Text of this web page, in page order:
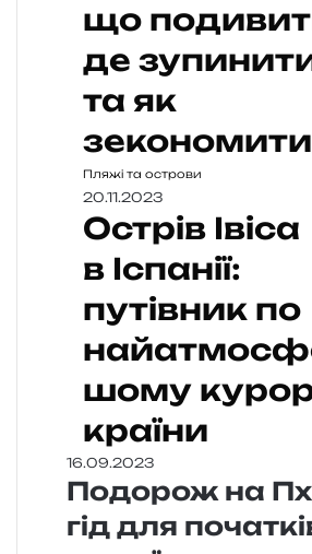
що
де
та як
зекономити
Пляжі та острови
20.11.2023
Острів Івіса
в Іспанії:
путівник по
шому
країни
16.09.2023
Подорож на
гід для